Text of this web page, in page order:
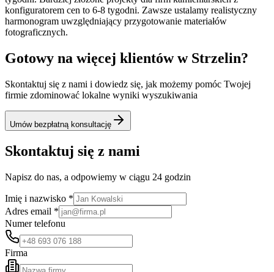
konfiguratorem cen to 6-8 tygodni. Zawsze ustalamy realistyczny
harmonogram uwzględniający przygotowanie materiałów
fotograficznych.
Gotowy na więcej klientów w Strzelin?
Skontaktuj się z nami i dowiedz się, jak możemy pomóc Twojej
firmie zdominować lokalne wyniki wyszukiwania
Umów bezpłatną konsultację
Skontaktuj się z nami
Napisz do nas, a odpowiemy w ciągu 24 godzin
Imię i nazwisko *
Adres email *
Numer telefonu
Firma